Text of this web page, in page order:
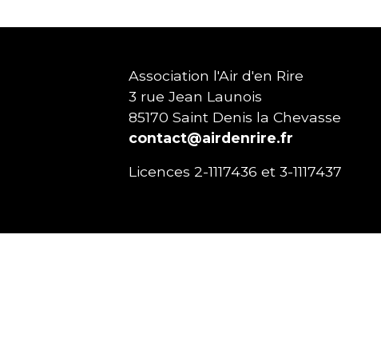
Association l'Air d'en Rire
3 rue Jean Launois
85170 Saint Denis la Chevasse
contact@airdenrire.fr
Licences 2-1117436 et 3-1117437